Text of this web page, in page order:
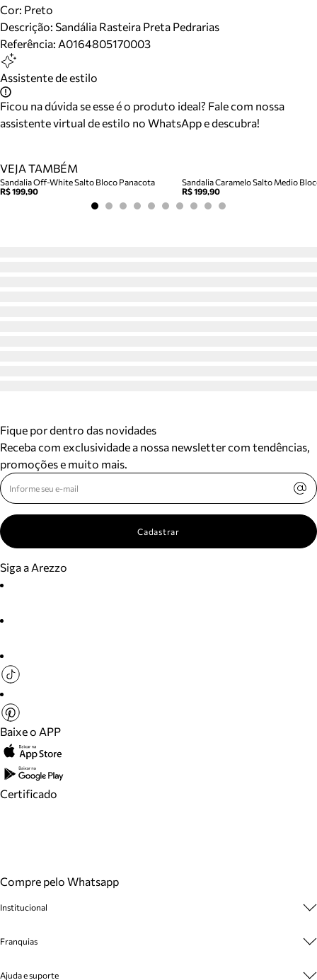
Cor: Preto
Descrição: Sandália Rasteira Preta Pedrarias
Referência: A0164805170003
Assistente de estilo
Ficou na dúvida se esse é o produto ideal? Fale com nossa
assistente virtual de estilo no WhatsApp e descubra!
VEJA TAMBÉM
Sandalia Off-White Salto Bloco Panacota
R$ 199,90
R$ 199,90
Fique por dentro das novidades
Receba com exclusividade a nossa newsletter com tendências,
promoções e muito mais.
Cadastrar
Siga a Arezzo
Baixe o APP
Certificado
Compre pelo Whatsapp
Institucional
Cashback
Franquias
Ajuda e suporte